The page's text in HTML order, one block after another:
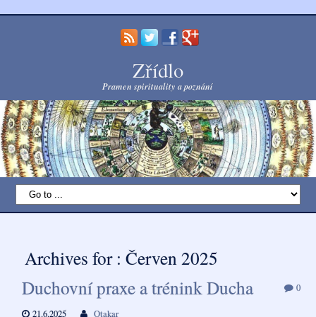
Zřídlo
Pramen spirituality a poznání
Archives for : Červen 2025
Duchovní praxe a trénink Ducha
0
21.6.2025 Otakar